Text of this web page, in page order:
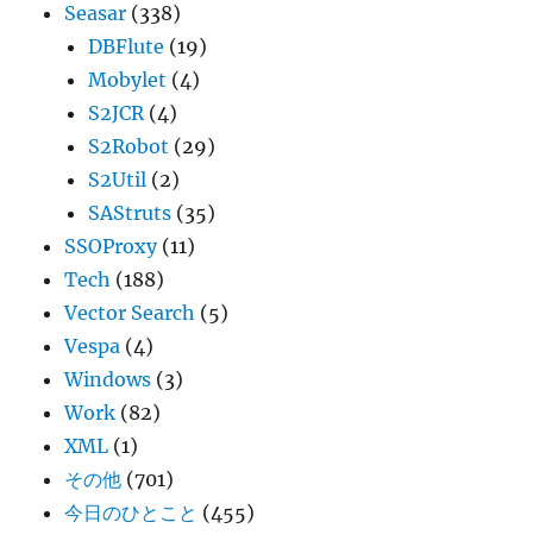
Seasar (338)
DBFlute (19)
Mobylet (4)
S2JCR(4)
S2Robot (29)
S2Util (2)
SAStruts (35)
SSOProxy(11)
Tech (188)
Vector Search (5)
Vespa (4)
Windows (3)
Work (82)
XML (1)
その他 (701)
今日のひとこと (455)